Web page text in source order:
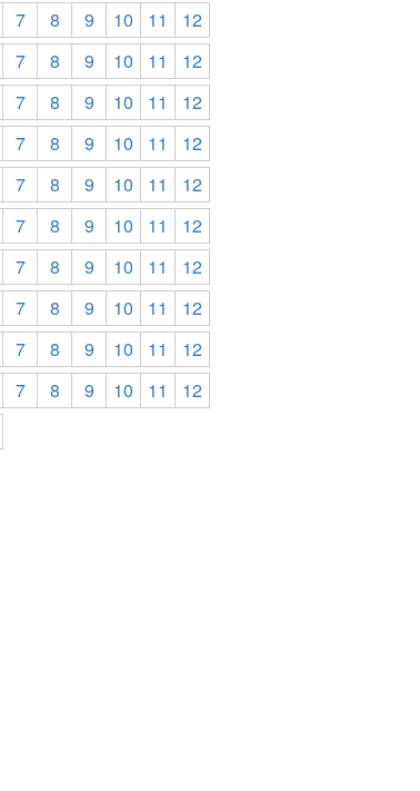
7 8 9 10 11
12
7 8 9 10 11
12
7 8 9 10 11
12
7 8 9 10 11
12
7 8 9 10 11
12
7 8 9 10 11
12
7 8 9 10 11
12
7 8 9 10 11
12
7 8 9 10 11
12
7 8 9 10 11
12